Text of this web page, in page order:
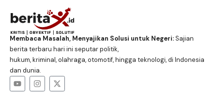
Membaca Masalah, Menyajikan Solusi untuk Negeri:Sajian
berita terbaru hari ini seputar politik,
hukum, kriminal, olahraga, otomotif, hingga teknologi, di Indonesia
dan dunia.